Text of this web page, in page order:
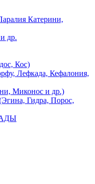
Катерини,
др.
Кос)
Лефкада, Кефалония,
Миконос и др.)
Гидра, Порос,